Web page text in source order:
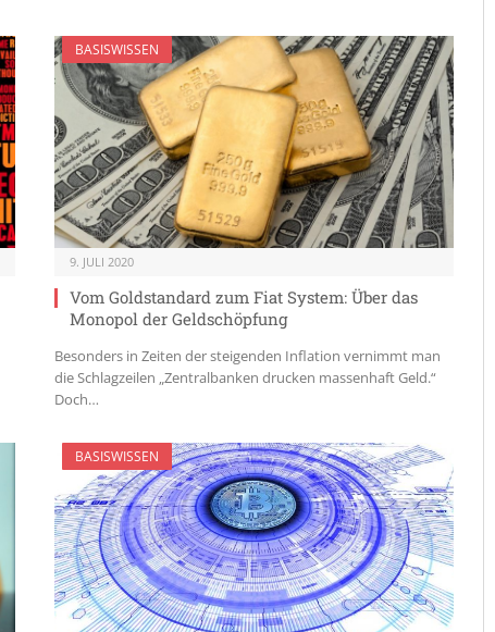
BASISWISSEN
9. JULI 2020
Vom Goldstandard zum Fiat System: Über das
Monopol der Geldschöpfung
Besonders in Zeiten der steigenden Inflation vernimmt man
die Schlagzeilen „Zentralbanken drucken massenhaft Geld.“
Doch…
BASISWISSEN